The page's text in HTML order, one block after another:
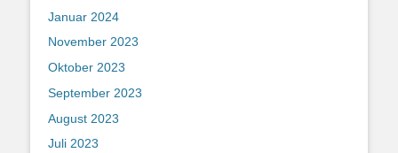
Januar 2024
November 2023
Oktober 2023
September 2023
August 2023
Juli 2023